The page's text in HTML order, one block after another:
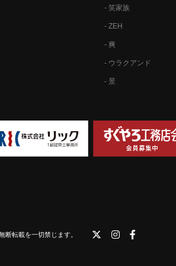
- 笑家族
- ZEH
- 爽
- ウラクアンド
- 景
断転載を一切禁じます。